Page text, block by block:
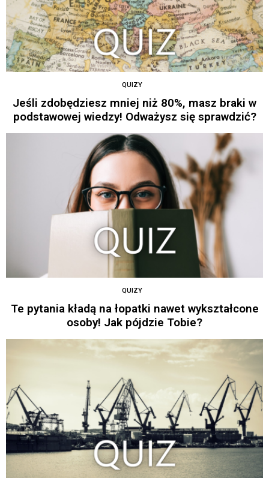
QUIZY
Jeśli zdobędziesz mniej niż 80%, masz braki w
podstawowej wiedzy! Odważysz się sprawdzić?
QUIZY
Te pytania kładą na łopatki nawet wykształcone
osoby! Jak pójdzie Tobie?